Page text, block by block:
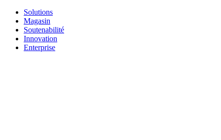
Solutions
Magasin
Soutenabilité
Innovation
Enterprise